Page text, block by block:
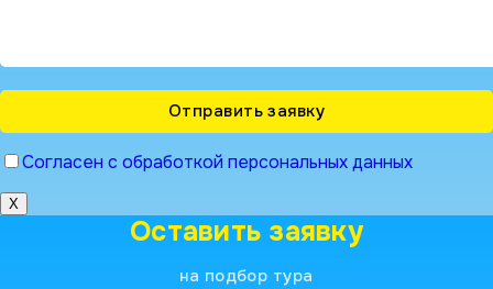
Согласен с обработкой персональных данных
X
Оставить заявку
на подбор тура